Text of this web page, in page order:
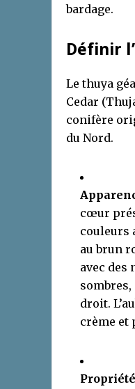
bardage.
Définir
Le thuya
Cedar
conifère
du Nord.
cœur
couleurs
au brun
avec des
droit.
crème et